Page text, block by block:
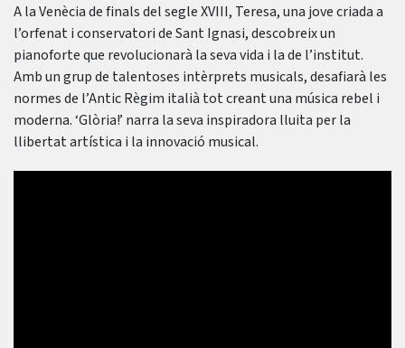
A la Venècia de finals del segle XVIII, Teresa, una jove criada a
l’orfenat i conservatori de Sant Ignasi, descobreix un
pianoforte que revolucionarà la seva vida i la de l’institut.
Amb un grup de talentoses intèrprets musicals, desafiarà les
normes de l’Antic Règim italià tot creant una música rebel i
moderna. ‘Glòria!’ narra la seva inspiradora lluita per la
llibertat artística i la innovació musical.